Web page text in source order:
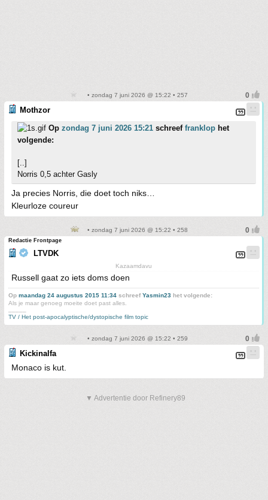
• zondag 7 juni 2026 @ 15:22 • 257
Mothzor
Op zondag 7 juni 2026 15:21 schreef franklop het
volgende:
[..]
Norris 0,5 achter Gasly
Ja precies Norris, die doet toch niks…
Kleurloze coureur
• zondag 7 juni 2026 @ 15:22 • 258
Redactie Frontpage
LTVDK
Kazaamdavu
Russell gaat zo iets doms doen
Op maandag 24 augustus 2015 11:34 schreefYasmin23 het volgende:
Als je maar genoeg moeite doet past alles.
TV / Het post-apocalyptische/dystopische film topic
• zondag 7 juni 2026 @ 15:22 • 259
Kickinalfa
Monaco is kut.
▼ Advertentie door Refinery89